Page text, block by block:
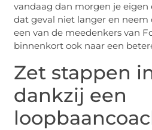
vandaag dan morgen je eigen
dat geval niet langer en
een van de meedenkers van
binnenkort ook naar een
Zet stappen
dankzij een